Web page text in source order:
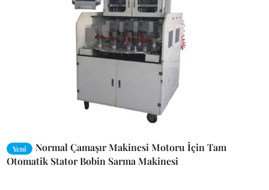
Yeni
Normal Çamaşır Makinesi Motoru İçin Tam
Otomatik Stator Bobin Sarma Makinesi